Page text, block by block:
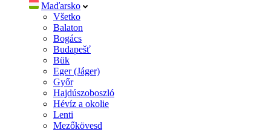
Maďarsko
Všetko
Balaton
Bogács
Budapešť
Bük
Eger (Jáger)
Győr
Hajdúszoboszló
Hévíz a okolie
Lenti
Mezőkövesd